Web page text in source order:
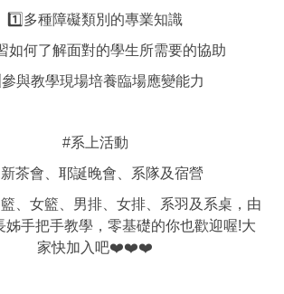
1️⃣多種障礙類別的專業知識
如何了解面對的學生所需要的協助
參與教學現場培養臨場應變能力
#系上活動
茶會、耶誕晚會、系隊及宿營
、女籃、男排、女排、系羽及系桌，由
姊手把手教學，零基礎的你也歡迎喔!大
家快加入吧❤️❤️❤️